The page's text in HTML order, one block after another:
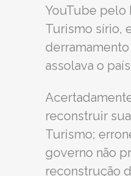
YouTube pelo
Turismo sírio,
assolava o
reconstruir
Turismo;
governo não
reconstrução